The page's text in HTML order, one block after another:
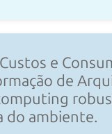
e
de
do ambiente.